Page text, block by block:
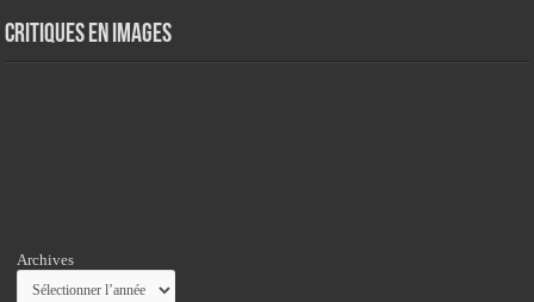
Critiques en images
Archives